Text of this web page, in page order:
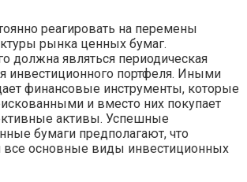
реагировать на перемены
рынка ценных бумаг.
должна являться периодическая
инвестиционного портфеля. Иными
финансовые инструменты, которые
и вместо них покупает
активы. Успешные
бумаги предполагают, что
все основные виды инвестиционных